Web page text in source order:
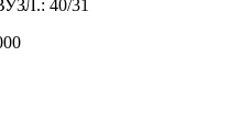
40/31